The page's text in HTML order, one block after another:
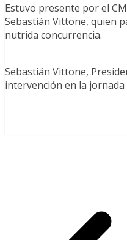
Estuvo presente por el
Sebastián Vittone, quien
nutrida concurrencia.
Sebastián Vittone,
intervención en la jornada